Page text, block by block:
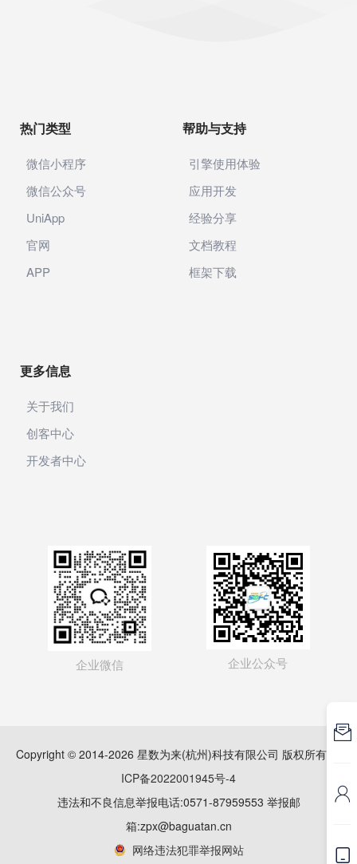
热门类型
微信小程序
微信公众号
UniApp
官网
APP
帮助与支持
引擎使用体验
应用开发
经验分享
文档教程
框架下载
更多信息
关于我们
创客中心
开发者中心
企业微信 企业公众号
Copyright © 2014-2026 星数为来(杭州)科技有限公司 版权所有
ICP备2022001945号-4
违法和不良信息举报电话:0571-87959553 举报邮
箱:zpx@baguatan.cn
网络违法犯罪举报网站


